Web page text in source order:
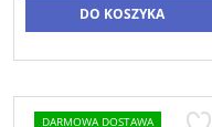
DO KOSZYKA
DARMOWA DOSTAWA